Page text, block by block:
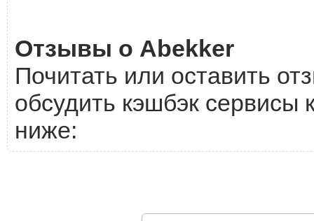
Отзывы о Abekker
Почитать или оставить
обсудить кэшбэк сервисы
ниже: